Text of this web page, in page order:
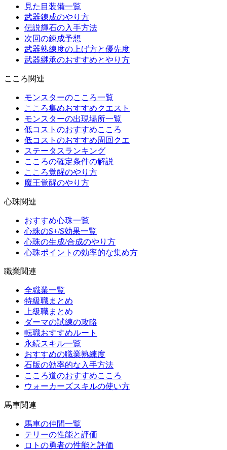
見た目装備一覧
武器錬成のやり方
伝説輝石の入手方法
次回の錬成予想
武器熟練度の上げ方と優先度
武器継承のおすすめとやり方
こころ関連
モンスターのこころ一覧
こころ集めおすすめクエスト
モンスターの出現場所一覧
低コストのおすすめこころ
低コストのおすすめ周回クエ
ステータスランキング
こころの確定条件の解説
こころ覚醒のやり方
魔王覚醒のやり方
心珠関連
おすすめ心珠一覧
心珠のS+/S効果一覧
心珠の生成/合成のやり方
心珠ポイントの効率的な集め方
職業関連
全職業一覧
特級職まとめ
上級職まとめ
ダーマの試練の攻略
転職おすすめルート
永続スキル一覧
おすすめの職業熟練度
石版の効率的な入手方法
こころ道のおすすめこころ
ウォーカーズスキルの使い方
馬車関連
馬車の仲間一覧
テリーの性能と評価
ロトの勇者の性能と評価